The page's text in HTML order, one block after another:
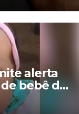
alerta
bebê de